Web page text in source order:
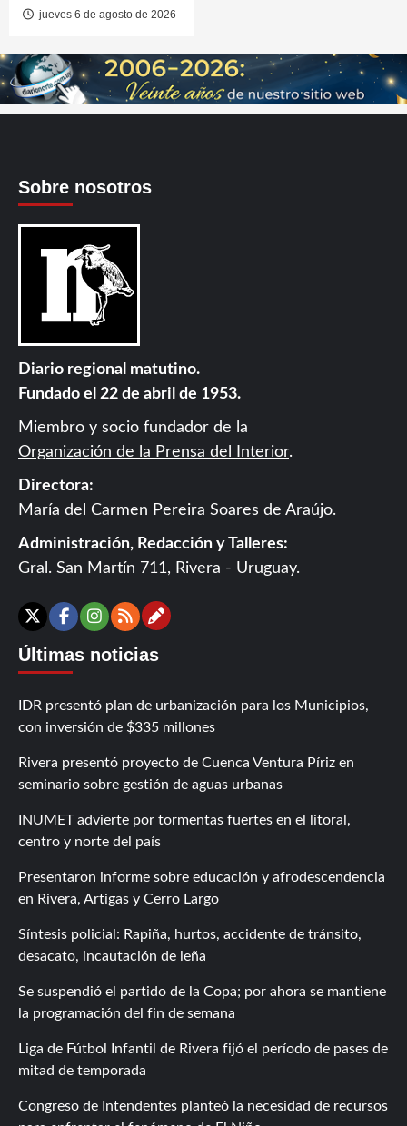
jueves 6 de agosto de 2026
Sobre nosotros
Diario regional matutino.
Fundado el 22 de abril de 1953.
Miembro y socio fundador de la
Organización de la Prensa del Interior.
Directora:
María del Carmen Pereira Soares de Araújo.
Administración, Redacción y Talleres:
Gral. San Martín 711, Rivera - Uruguay.
X Facebook
Instagram
RSSContáctanos
Últimas noticias
IDR presentó plan de urbanización para los Municipios,
con inversión de $335 millones
Rivera presentó proyecto de Cuenca Ventura Píriz en
seminario sobre gestión de aguas urbanas
INUMET advierte por tormentas fuertes en el litoral,
centro y norte del país
Presentaron informe sobre educación y afrodescendencia
en Rivera, Artigas y Cerro Largo
Síntesis policial: Rapiña, hurtos, accidente de tránsito,
desacato, incautación de leña
Se suspendió el partido de la Copa; por ahora se mantiene
la programación del fin de semana
Liga de Fútbol Infantil de Rivera fijó el período de pases de
mitad de temporada
Congreso de Intendentes planteó la necesidad de recursos